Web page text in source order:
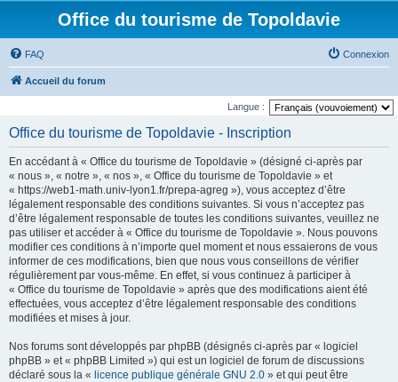
Office du tourisme de Topoldavie
FAQ Connexion
Accueil du forum
Langue :
Office du tourisme de Topoldavie - Inscription
En accédant à « Office du tourisme de Topoldavie » (désigné ci-après par
« nous », « notre », « nos », « Office du tourisme de Topoldavie » et
« https://web1-math.univ-lyon1.fr/prepa-agreg »), vous acceptez d’être
légalement responsable des conditions suivantes. Si vous n’acceptez pas
d’être légalement responsable de toutes les conditions suivantes, veuillez ne
pas utiliser et accéder à « Office du tourisme de Topoldavie ». Nous pouvons
modifier ces conditions à n’importe quel moment et nous essaierons de vous
informer de ces modifications, bien que nous vous conseillons de vérifier
régulièrement par vous-même. En effet, si vous continuez à participer à
« Office du tourisme de Topoldavie » après que des modifications aient été
effectuées, vous acceptez d’être légalement responsable des conditions
modifiées et mises à jour.
Nos forums sont développés par phpBB (désignés ci-après par « logiciel
phpBB » et « phpBB Limited ») qui est un logiciel de forum de discussions
déclaré sous la « licence publique générale GNU 2.0 » et qui peut être